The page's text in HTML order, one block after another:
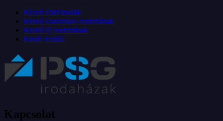
Kiadó zöld irodák
Kiadó klasszikus irodaházak
Kiadó új irodaházak
Eladó irodák
Kapcsolat